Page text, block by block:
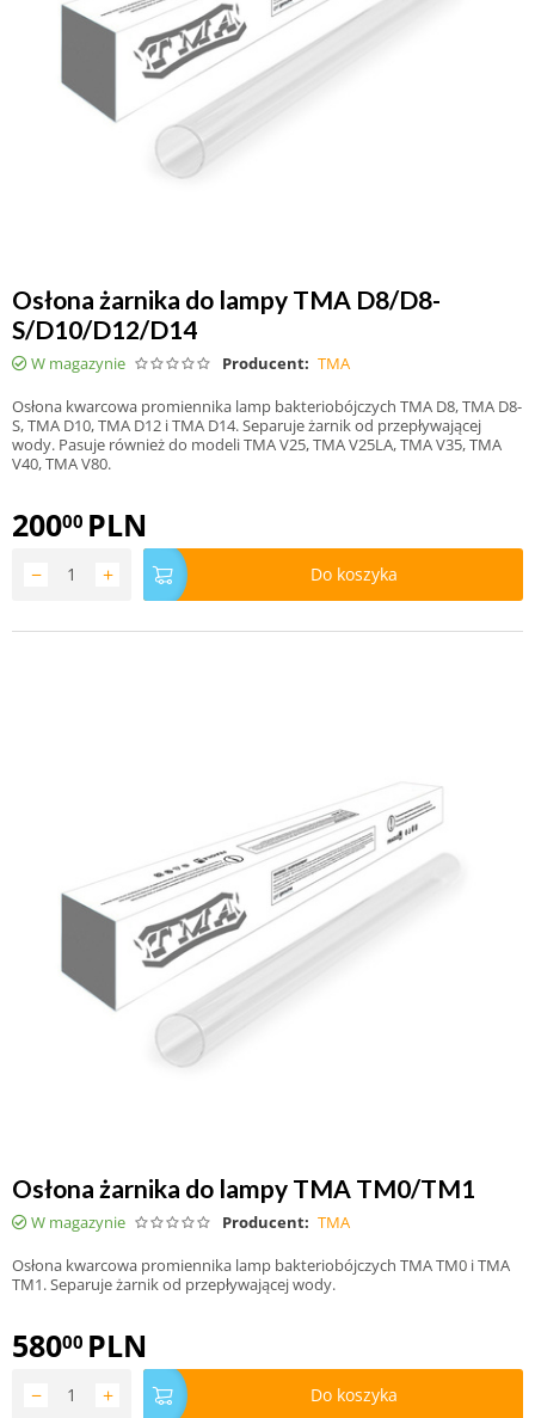
Osłona żarnika do lampy TMA D8/D8-
S/D10/D12/D14
W magazynie Producent: TMA
Osłona kwarcowa promiennika lamp bakteriobójczych TMA D8, TMA D8-
S, TMA D10, TMA D12 i TMA D14. Separuje żarnik od przepływającej
wody. Pasuje również do modeli TMA V25, TMA V25LA, TMA V35, TMA
V40, TMA V80.
20000 PLN
+
− Do koszyka
Osłona żarnika do lampy TMA TM0/TM1
W magazynie Producent: TMA
Osłona kwarcowa promiennika lamp bakteriobójczych TMA TM0 i TMA
TM1. Separuje żarnik od przepływającej wody.
58000 PLN
+
− Do koszyka